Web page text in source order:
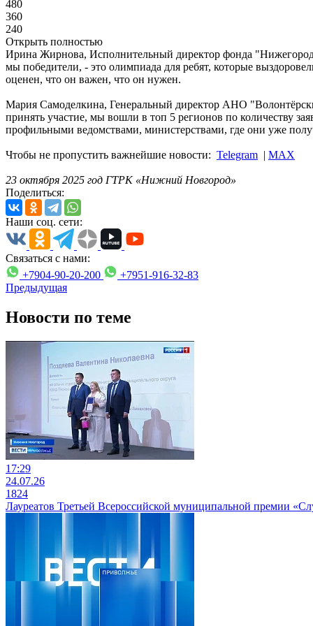
480
360
240
Открыть полностью
Ирина Жирнова, Исполнительный директор фонда
мы победители, - это олимпиада для ребят, которые
оценен, что он важен, что он нужен.
Мария Самоделкина, Генеральный директор АНО
принять участие, мы вошли в топ 5 регионов по количеству
профильными ведомствами, министерствами, где они уже
Чтобы не пропустить важнейшие новости: Telegram | MAX
23 октября 2025 год ГТРК «Нижний Новгород»
Поделиться:
Наши соц. сети:
Связаться с нами:
+7904-90-20-200
+7951-916-32-83
Предыдущая
Новости по теме
17:29
24.07.26
1824
Лауреатов Третьей Всероссийской муниципальной премии